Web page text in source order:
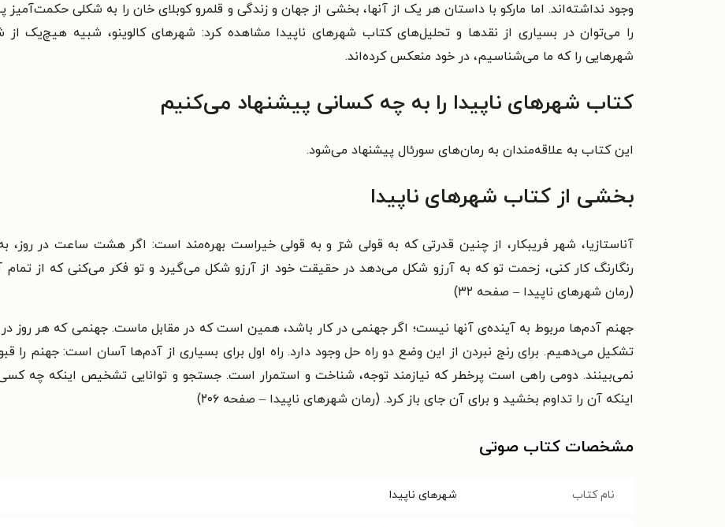
وجود نداشته‌اند. اما مارکو با داستان هر یک از آنها، بخشی از جهان و زندگی و قلمرو کوبلای خان را به شکلی
را می‌توان در بسیاری از نقد‌ها و تحلیل‌های کتاب شهرهای ناپیدا مشاهده کرد: شهرهای کالوینو، شبیه هیچ‌یک
شهرهایی را که ما می‌شناسیم، در خود منعکس کرده‌اند.
کتاب شهرهای ناپیدا را به چه کسانی پیشنهاد می‌کنیم
این کتاب به علاقه‌مندان به رمان‌های سورئال پیشنهاد می‌شود.
بخشی از کتاب شهرهای ناپیدا
آناستازیا، شهر فریبکار، از چنین قدرتى که به قولى شرّ و به قولى خیراست بهره‌مند است: اگر هشت ساعت در
رنگارنگ کار کنى، زحمت تو که به آرزو شکل مى‌دهد در حقیقت خود از آرزو شکل مى‌گیرد و تو فکر مى‌کنى که از تمام
(رمان شهرهای ناپیدا – صفحه ۳۲)
جهنم آدم‌ها مربوط به آینده‌ى آنها نیست؛ اگر جهنمى در کار باشد، همین است که در مقابل ماست. جهنمى که هر روز
تشکیل مى‌دهیم. براى رنج نبردن از این وضع دو راه حل وجود دارد. راه اول براى بسیارى از آدم‌ها آسان است: جهنم را
نمى‌بینند. دومى راهى است پرخطر که نیازمند توجه، شناخت و استمرار است. جستجو و توانایى تشخیص اینکه چه
اینکه آن را تداوم بخشید و براى آن جاى باز کرد. (رمان شهرهای ناپیدا – صفحه ۲۰۶)
مشخصات کتاب صوتی
نام کتاب شهرهای ناپیدا